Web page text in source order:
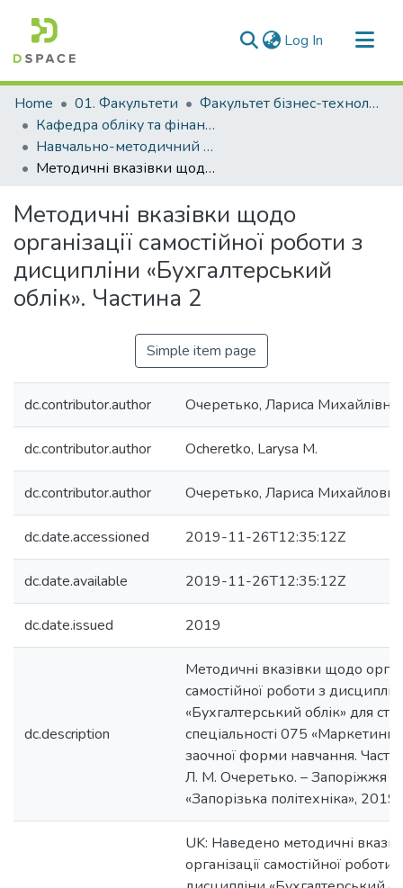
Log In (current)
Communities & Collections
All of DSpace
Statistics
Home 01. Факультети
Факультет бізнес-технологій та економіки
Кафедра обліку та фінансів (Кафедра О та Ф)
Навчально-методичний комплекс дисциплін кафедри О та Ф
Методичні вказівки щодо організації самостійної роботи з дисципліни «Бухгалтерський облік». Частина 2
Методичні вказівки щодо
організації самостійної роботи з
дисципліни «Бухгалтерський
облік». Частина 2
Simple item page
dc.contributor.author Очеретько, Лариса Михайлівна
dc.contributor.author Ocheretko, Larysa M.
dc.contributor.author Очеретько, Лариса Михайловна
dc.date.accessioned 2019-11-26T12:35:12Z
dc.date.available 2019-11-26T12:35:12Z
dc.date.issued 2019
dc.description
Методичні вказівки щодо
самостійної роботи з
«Бухгалтерський облік» для
спеціальності 075
заочної форми навчання.
Л. М. Очеретько. – Запоріжжя :
«Запорізька політехніка»,
UK: Наведено методичні
організації самостійної роботи з